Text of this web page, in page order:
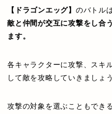
【ドラゴンエッグ】 のバトル
敵と仲間が交互に攻撃をし合
ます。
各キャラクターに攻撃、スキ
して敵を攻略していきましょう
攻撃の対象を選ぶこともでき